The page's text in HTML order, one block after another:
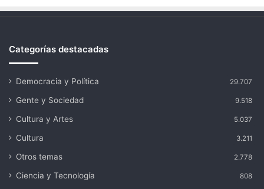
Categorías destacadas
Democracia y Política 29.707
Gente y Sociedad 9.518
Cultura y Artes 5.037
Cultura 3.211
Otros temas 2.778
Ciencia y Tecnología 808